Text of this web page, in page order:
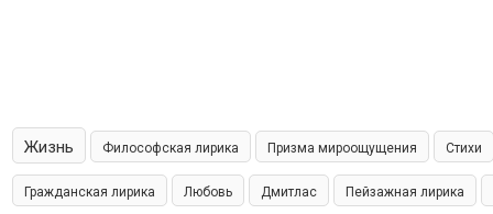
Жизнь Философская лирика Призма мироощущения Стихи
Гражданская лирика Любовь Дмитлас Пейзажная лирика